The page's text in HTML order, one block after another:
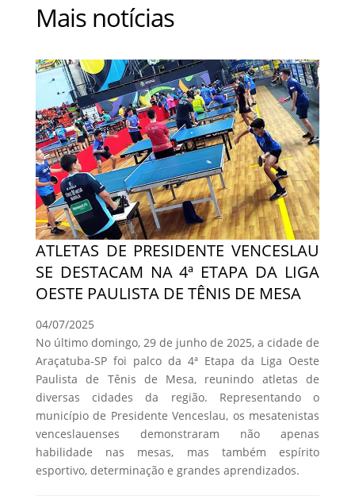
Mais notícias
ATLETAS DE PRESIDENTE VENCESLAU
SE DESTACAM NA 4ª ETAPA DA LIGA
OESTE PAULISTA DE TÊNIS DE MESA
04/07/2025
No último domingo, 29 de junho de 2025, a cidade de
Araçatuba-SP foi palco da 4ª Etapa da Liga Oeste
Paulista de Tênis de Mesa, reunindo atletas de
diversas cidades da região. Representando o
município de Presidente Venceslau, os mesatenistas
venceslauenses demonstraram não apenas
habilidade nas mesas, mas também espírito
esportivo, determinação e grandes aprendizados.